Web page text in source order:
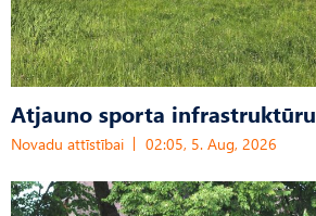
Atjauno sporta infrastruktūru
Novadu attīstībai 02:05, 5. Aug, 2026